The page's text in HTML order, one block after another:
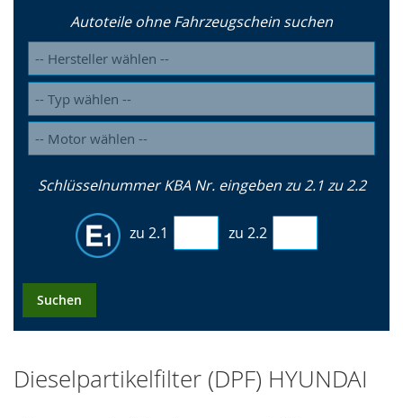
Autoteile ohne Fahrzeugschein suchen
Schlüsselnummer KBA Nr. eingeben zu 2.1 zu 2.2
zu 2.1 zu 2.2
Suchen
Dieselpartikelfilter (DPF) HYUNDAI